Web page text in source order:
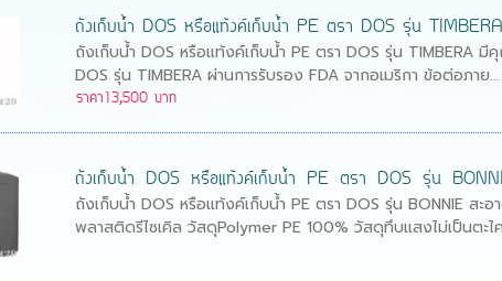
ถังเก็บน้ำ DOS หรือแท้งค์เก็บน้ำ PE ตรา DOS รุ่น TIMBERA
ถังเก็บน้ำ DOS หรือแท้งค์เก็บน้ำ PE ตรา DOS รุ่น
DOS รุ่น TIMBERA ผ่านการรับรอง FDA จากอเมริกา ข้อต่อภาย...
ราคา13,500 บาท
ถังเก็บน้ำ DOS หรือแท้งค์เก็บน้ำ PE ตรา DOS รุ่น
ถังเก็บน้ำ DOS หรือแท้งค์เก็บน้ำ PE ตรา DOS รุ่น BONNIE ส
พลาสติดรีไซเคิล วัสดุPolymer PE 100% วัสดุทึบแสงไม่เป็นตะไ